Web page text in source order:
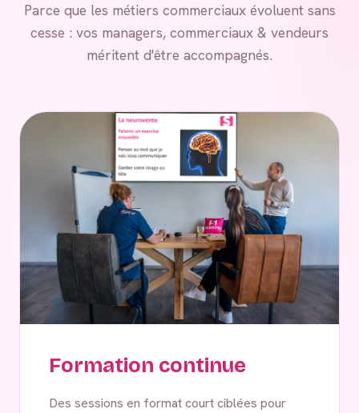
Parce que les métiers commerciaux évoluent sans
cesse : vos managers, commerciaux & vendeurs
méritent d'être accompagnés.
Formation continue
Des sessions en format court ciblées pour